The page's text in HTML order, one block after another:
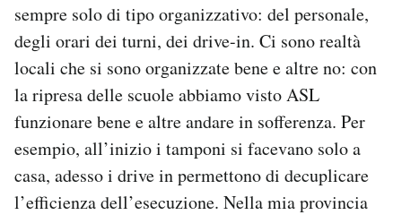
sempre solo di tipo organizzativo: del personale,
degli orari dei turni, dei drive-in. Ci sono realtà
locali che si sono organizzate bene e altre no: con
la ripresa delle scuole abbiamo visto ASL
funzionare bene e altre andare in sofferenza. Per
esempio, all’inizio i tamponi si facevano solo a
casa, adesso i drive in permettono di decuplicare
l’efficienza dell’esecuzione. Nella mia provincia